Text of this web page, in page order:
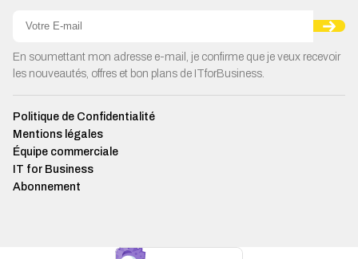
En soumettant mon adresse e-mail, je confirme que je veux recevoir
les nouveautés, offres et bon plans de ITforBusiness.
Politique de Confidentialité
Mentions légales
Équipe commerciale
IT for Business
Abonnement